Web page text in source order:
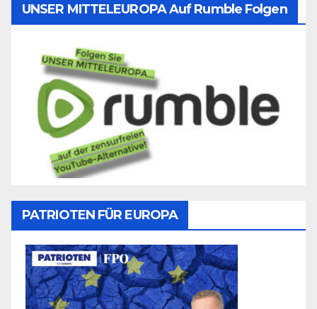
UNSER MITTELEUROPA Auf Rumble Folgen
PATRIOTEN FÜR EUROPA